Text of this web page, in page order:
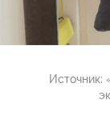
Источник: